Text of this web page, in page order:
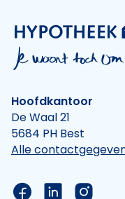
Hoofdkantoor
De Waal 21
5684 PH Best
Alle
Link naar de
Link naar de
Link